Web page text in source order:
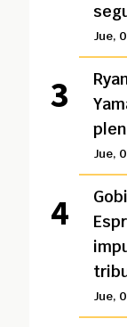
Jue,
Jue,
Jue,